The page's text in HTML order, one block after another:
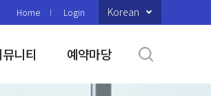
Home Login Korean
니티 예약마당